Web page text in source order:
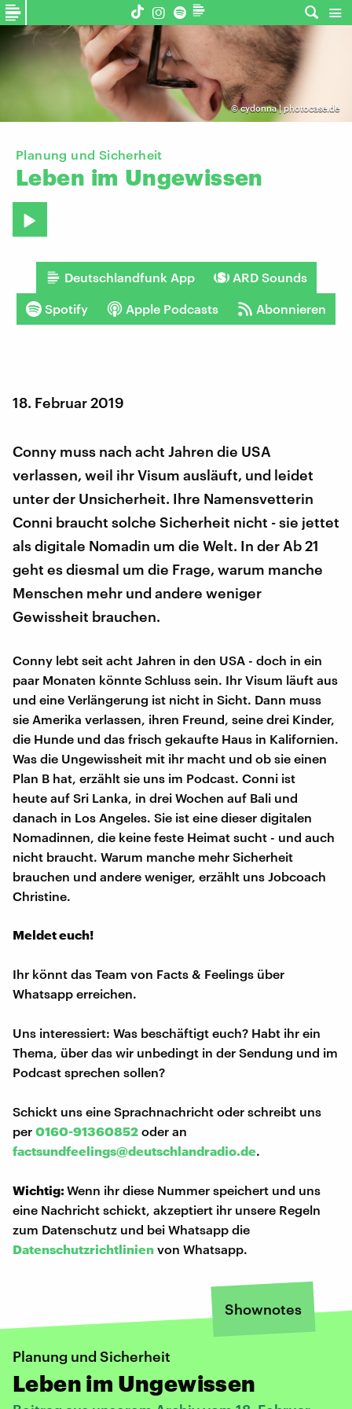
©cydonna | photocase.de
Planung und Sicherheit
Leben im Ungewissen
Deutschlandfunk App ARD Sounds
Spotify Apple Podcasts Abonnieren
18. Februar 2019
Conny muss nach acht Jahren die USA
verlassen, weil ihr Visum ausläuft, und leidet
unter der Unsicherheit. Ihre Namensvetterin
Conni braucht solche Sicherheit nicht - sie jettet
als digitale Nomadin um die Welt. In der Ab 21
geht es diesmal um die Frage, warum manche
Menschen mehr und andere weniger
Gewissheit brauchen.
Conny lebt seit acht Jahren in den USA - doch in ein
paar Monaten könnte Schluss sein. Ihr Visum läuft aus
und eine Verlängerung ist nicht in Sicht. Dann muss
sie Amerika verlassen, ihren Freund, seine drei Kinder,
die Hunde und das frisch gekaufte Haus in Kalifornien.
Was die Ungewissheit mit ihr macht und ob sie einen
Plan B hat, erzählt sie uns im Podcast. Conni ist
heute auf Sri Lanka, in drei Wochen auf Bali und
danach in Los Angeles. Sie ist eine dieser digitalen
Nomadinnen, die keine feste Heimat sucht - und auch
nicht braucht. Warum manche mehr Sicherheit
brauchen und andere weniger, erzählt uns Jobcoach
Christine.
Meldet euch!
Ihr könnt das Team von Facts & Feelings über
Whatsapp erreichen.
Uns interessiert: Was beschäftigt euch? Habt ihr ein
Thema, über das wir unbedingt in der Sendung und im
Podcast sprechen sollen?
Schickt uns eine Sprachnachricht oder schreibt uns
per 0160-91360852 oder an
factsundfeelings@deutschlandradio.de.
Wichtig:Wenn ihr diese Nummer speichert und uns
eine Nachricht schickt, akzeptiert ihr unsere Regeln
zum Datenschutz und bei Whatsapp die
Datenschutzrichtlinien von Whatsapp.
Shownotes
Planung und Sicherheit
Leben im Ungewissen